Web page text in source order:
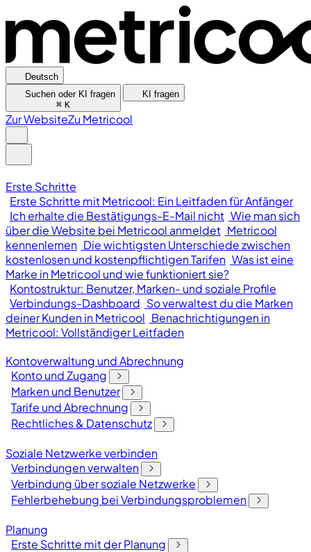
Deutsch
Suchen oder KI fragen
⌘ K
KI fragen
Zur WebsiteZu Metricool
Erste Schritte
Erste Schritte mit Metricool: Ein Leitfaden für Anfänger
Ich erhalte die Bestätigungs-E-Mail nicht Wie man sich
über die Website bei Metricool anmeldet Metricool
kennenlernen Die wichtigsten Unterschiede zwischen
kostenlosen und kostenpflichtigen Tarifen Was ist eine
Marke in Metricool und wie funktioniert sie?
Kontostruktur: Benutzer, Marken- und soziale Profile
Verbindungs-Dashboard So verwaltest du die Marken
deiner Kunden in Metricool Benachrichtigungen in
Metricool: Vollständiger Leitfaden
Kontoverwaltung und Abrechnung
Konto und Zugang
Marken und Benutzer
Tarife und Abrechnung
Rechtliches & Datenschutz
Soziale Netzwerke verbinden
Verbindungen verwalten
Verbindung über soziale Netzwerke
Fehlerbehebung bei Verbindungsproblemen
Planung
Erste Schritte mit der Planung